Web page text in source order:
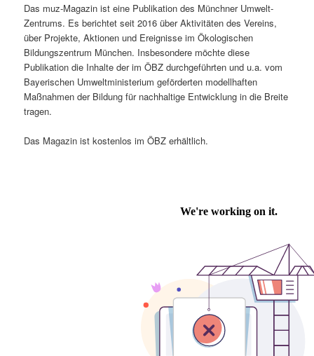
Das muz-Magazin ist eine Publikation des Münchner Umwelt-
Zentrums. Es berichtet seit 2016 über Aktivitäten des Vereins,
über Projekte, Aktionen und Ereignisse im Ökologischen
Bildungszentrum München. Insbesondere möchte diese
Publikation die Inhalte der im ÖBZ durchgeführten und u.a. vom
Bayerischen Umweltministerium geförderten modellhaften
Maßnahmen der Bildung für nachhaltige Entwicklung in die Breite
tragen.
Das Magazin ist kostenlos im ÖBZ erhältlich.